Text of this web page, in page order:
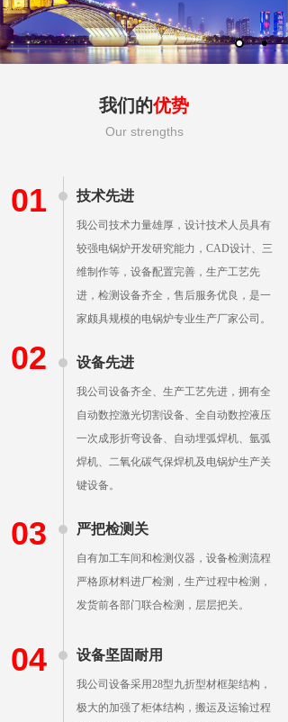
技术先进
我公司技术力量雄厚，设计技术人员具有
较强电锅炉开发研究能力，CAD设计、三
维制作等，设备配置完善，生产工艺先
进，检测设备齐全，售后服务优良，是一
家颇具规模的电锅炉专业生产厂家公司。
设备先进
我公司设备齐全、生产工艺先进，拥有全
自动数控激光切割设备、全自动数控液压
一次成形折弯设备、自动埋弧焊机、氩弧
焊机、二氧化碳气保焊机及电锅炉生产关
键设备。
设备坚固耐用
我公司设备采用28型九折型材框架结构，
极大的加强了柜体结构，搬运及运输过程
03
我们的优势
Our strengths
严把检测关
自有加工车间和检测仪器，设备检测流程
严格原材料进厂检测，生产过程中检测，
发货前各部门联合检测，层层把关。
02
01
04